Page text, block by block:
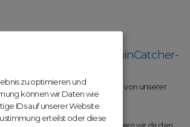
jetzt Teil der DomainCatcher-
unsere Erfahrung und profitiere von unserer
Plattform:
Mit Domex und ODM erleichtern wir dir den
zu optimieren und
können wir Daten wie
IDs auf unserer Website
erteilst oder diese